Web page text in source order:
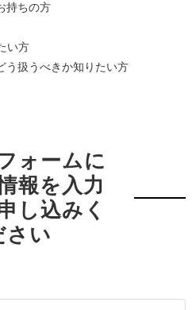
持ちの方
い方
う扱うべきか知りたい方
ォームに
報を入力
し込みく
さい